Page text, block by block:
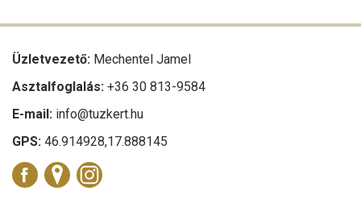
Üzletvezető: Mechentel Jamel
Asztalfoglalás: +36 30 813-9584
E-mail: info@tuzkert.hu
GPS: 46.914928,17.888145